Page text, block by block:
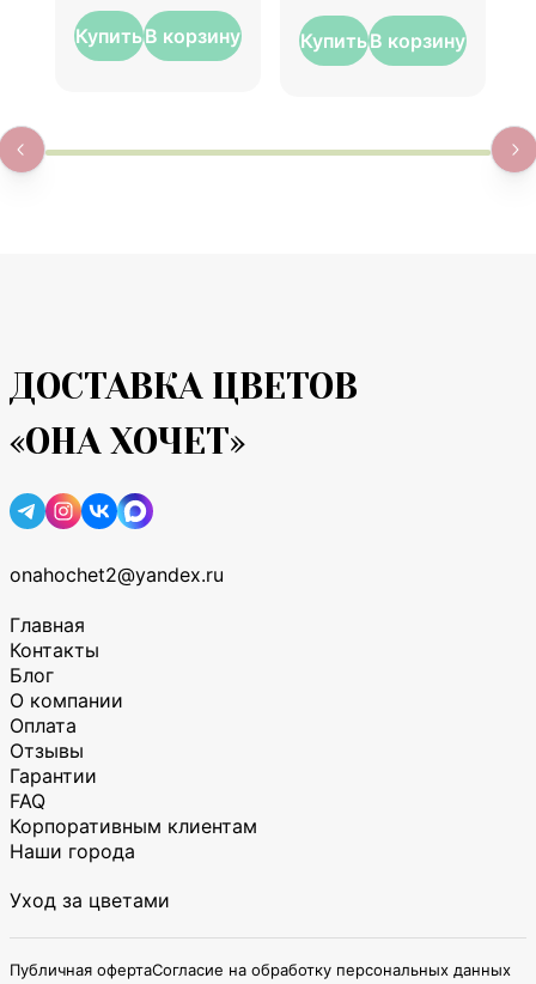
КупитьВ корзину КупитьВ корзину
ДОСТАВКА ЦВЕТОВ
«ОНА ХОЧЕТ»
onahochet2@yandex.ru
Главная
Контакты
Блог
О компании
Оплата
Отзывы
Гарантии
FAQ
Корпоративным клиентам
Наши города
Уход за цветами
Публичная офертаСогласие на обработку персональных данных